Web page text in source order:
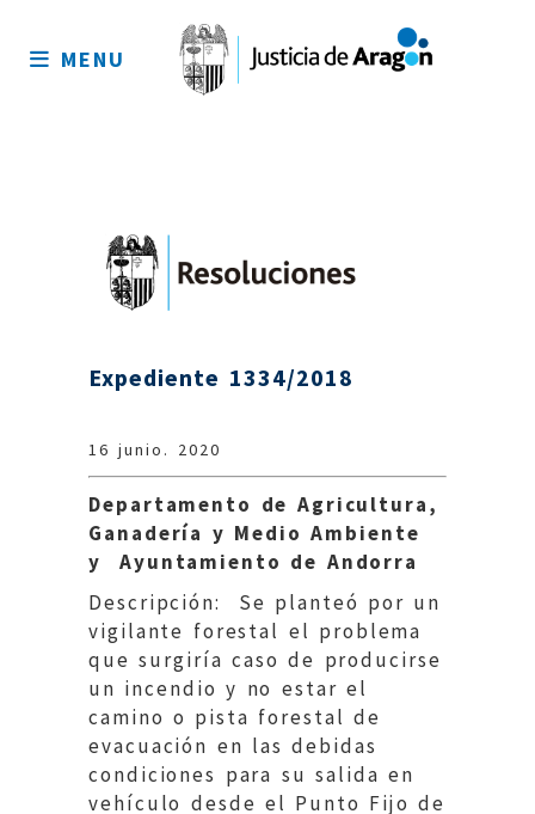
sitio
MENU
Expediente 1334/2018
16 junio. 2020
Departamento de Agricultura,
Ganadería y Medio Ambiente
y Ayuntamiento de Andorra
Descripción: Se planteó por un
vigilante forestal el problema
que surgiría caso de producirse
un incendio y no estar el
camino o pista forestal de
evacuación en las debidas
condiciones para su salida en
vehículo desde el Punto Fijo de